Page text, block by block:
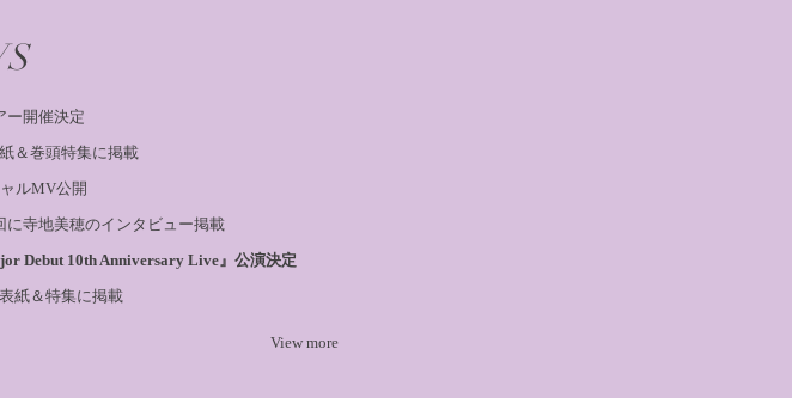
ー開催決定
＆巻頭特集に掲載
ルMV公開
寺地美穂のインタビュー掲載
Debut 10th Anniversary Live』公演決定
紙＆特集に掲載
View more